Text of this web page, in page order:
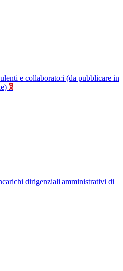
e collaboratori (da pubblicare in
6
dirigenziali amministrativi di